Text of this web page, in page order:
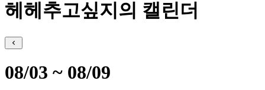
헤헤추고싶지의 캘린더
08/03 ~ 08/09